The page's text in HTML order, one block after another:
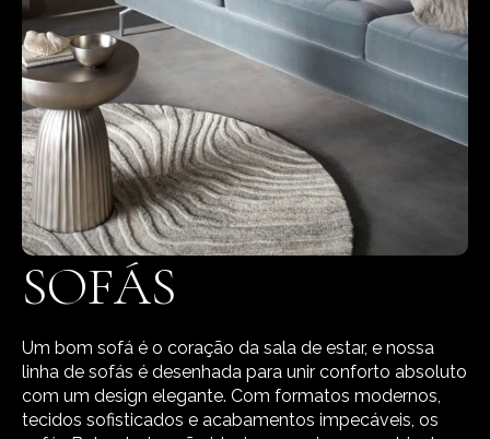
SOFÁS
Um bom sofá é o coração da sala de estar, e nossa
linha de sofás é desenhada para unir conforto absoluto
com um design elegante. Com formatos modernos,
tecidos sofisticados e acabamentos impecáveis, os